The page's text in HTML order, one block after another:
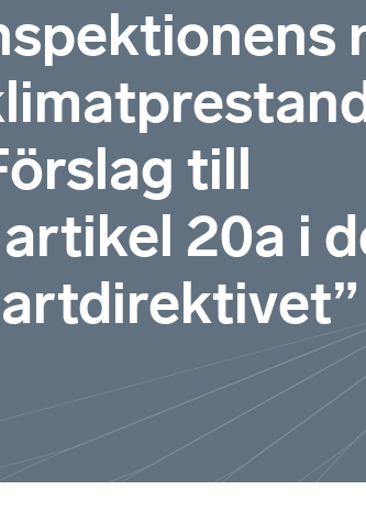
till
20a i